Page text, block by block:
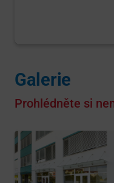
Galerie
Prohlédněte si